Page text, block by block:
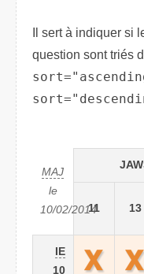
Il sert à indiquer si
question sont triés
MAJ
le
10/02/2014
11 13
IE
10